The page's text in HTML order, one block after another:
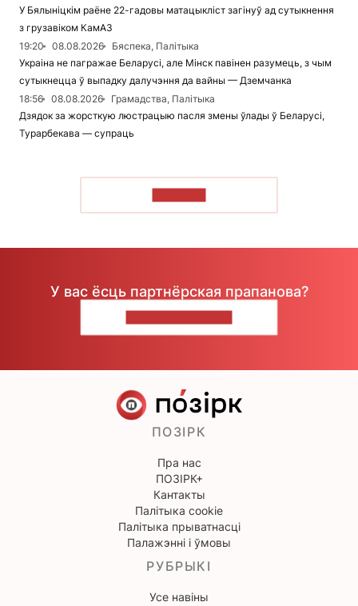
У Бялыніцкім раёне 22-гадовы матацыкліст загінуў ад сутыкнення
з грузавіком КамАЗ
19:20
08.08.2026
Бяспека, Палітыка
Украіна не пагражае Беларусі, але Мінск павінен разумець, з чым
сутыкнецца ў выпадку далучэння да вайны — Дземчанка
18:56
08.08.2026
Грамадства, Палітыка
Дзядок за жорсткую люстрацыю пасля змены ўлады ў Беларусі,
Турарбекава — супраць
У вас ёсць партнёрская прапанова?
ПОЗІРК
Пра нас
ПОЗІРК+
Кантакты
Палітыка cookie
Палітыка прыватнасці
Палажэнні і ўмовы
РУБРЫКІ
Усе навіны